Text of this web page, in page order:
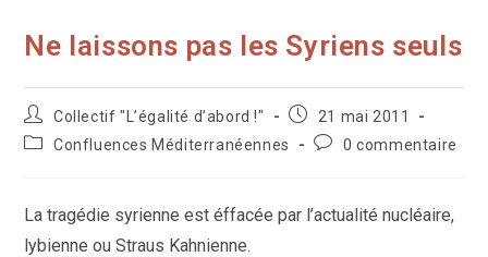
Ne laissons pas les Syriens seuls
Auteur/autrice
de
la
Collectif "L’égalité d’abord !"
Publication
publiée :
21 mai 2011
PostConfluences Méditerranéennes
Commentaires
0 commentaire
La tragédie syrienne est éffacée par l’actualité nucléaire,
lybienne ou Straus Kahnienne.